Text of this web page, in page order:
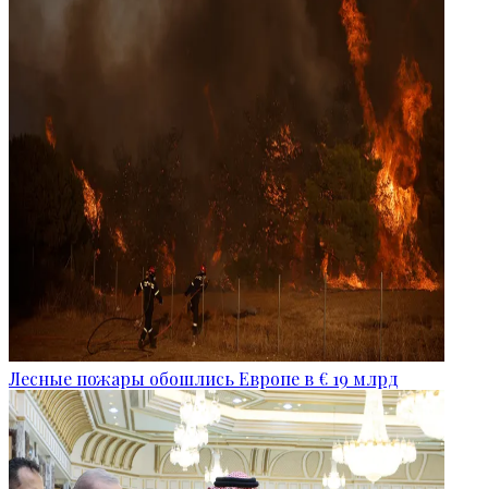
Лесные пожары обошлись Европе в € 19 млрд